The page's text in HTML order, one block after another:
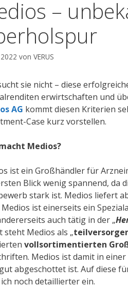
–
von VERUS
sie nicht – diese
erwirtschaften und
AG kommt diesen Kriterien
Case kurz vorstellen.
Medios?
ist ein Großhändler für
Blick wenig spannend, da
stark ist. Medios liefert
Medios ist einerseits ein
auch tätig in der „
steht Medios als „
vollsortimentierten
Medios ist damit in
abgeschottet ist. Auf diese
noch detaillierter ein.